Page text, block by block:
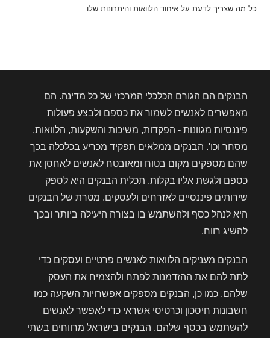
כל מה שצריך לדעת על איחוד הלוואות והיתרונות שלו
הבנקים הם הגורם הכלכלי המרכזי של כל מדינה. הם
מאפשרים לאנשים לשמור את כספם ולבצע פעולות
פיננסיות מגוונות - הפקדות, משיכות והשקעות, הלוואות,
מסחר וכו'. הבנקים ממלאים תפקיד מכריע בכלכלה בכך
שהם מספקים מקום בטוח ומאובטח לאנשים לאחסן את
כספם ולגשת אליו בקלות. תכלית הבנקים היא לספק
שירותים פיננסיים לאזרחים ולעסקים. מטרת של הבנקים
היא לנהל כסף ולהשתמש בו בצורה היעילה ביותר ובכך
להשיג רווח.
הבנקים מעניקים הלוואות לאנשים פרטיים ועסקים כדי
לתת להם את ההזדמנות לפתח ולהצמיח את העסק
שלהם. כמו כן, הבנקים מספקים אפשרויות השקעה כמו
חשבונות חיסכון וכרטיסי אשראי כדי לאפשר לאנשים
להשתמש בכסף שלהם. הבנקים בישראל מרווחים בשתי